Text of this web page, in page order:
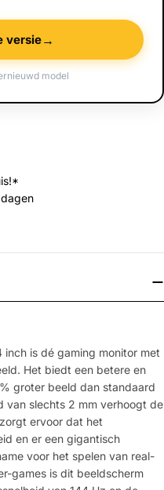
versie→
model
is dé gaming monitor met
Het biedt een betere en
groter beeld dan standaard
van slechts 2 mm verhoogt de
ervoor dat het
en er een gigantisch
voor het spelen van real-
games is dit beeldscherm